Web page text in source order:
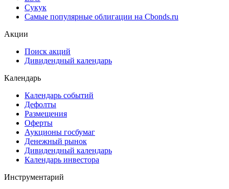
Сукук
Самые популярные облигации на Cbonds.ru
Акции
Поиск акций
Дивидендный календарь
Календарь
Календарь событий
Дефолты
Размещения
Оферты
Аукционы госбумаг
Денежный рынок
Дивидендный календарь
Календарь инвестора
Инструментарий